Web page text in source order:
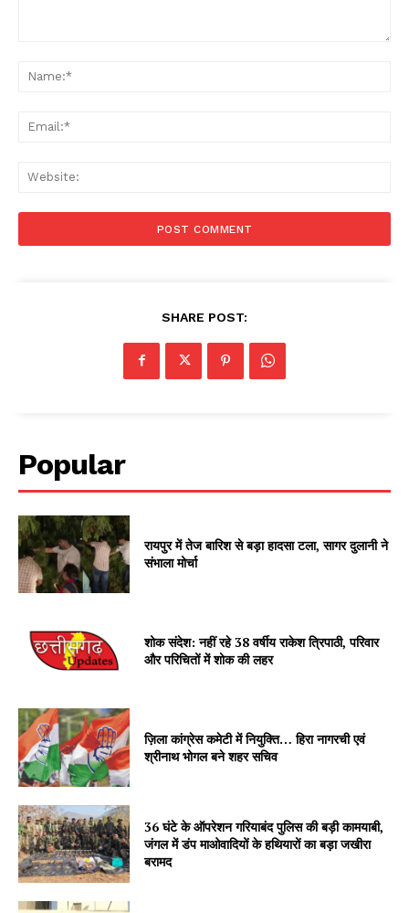
SHARE POST:
Popular
रायपुर में तेज बारिश से बड़ा हादसा टला, सागर दुलानी ने
संभाला मोर्चा
शोक संदेश: नहीं रहे 38 वर्षीय राकेश त्रिपाठी, परिवार
और परिचितों में शोक की लहर
ज़िला कांग्रेस कमेटी में नियुक्ति… हिरा नागरची एवं
श्रीनाथ भोगल बने शहर सचिव
36 घंटे के ऑपरेशन गरियाबंद पुलिस की बड़ी कामयाबी,
जंगल में डंप माओवादियों के हथियारों का बड़ा जखीरा
बरामद